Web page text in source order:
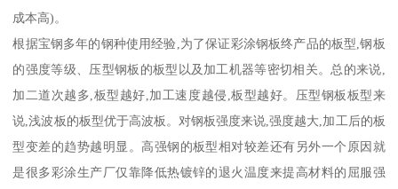
成本高)。
根据宝钢多年的钢种使用经验,为了保证彩涂钢板终产品的板型,钢板
的强度等级、压型钢板的板型以及加工机器等密切相关。总的来说,
加二道次越多,板型越好,加工速度越侵,板型越好。压型钢板板型来
说,浅波板的板型优于高波板。对钢板强度来说,强度越大,加工后的板
型变差的趋势越明显。高强钢的板型相对较差还有另外一个原因就
是很多彩涂生产厂仅靠降低热镀锌的退火温度来提高材料的屈服强